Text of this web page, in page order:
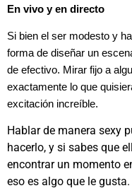
En vivo y en directo
Si bien el ser modesto y
forma de diseñar un
de efectivo. Mirar fijo a
exactamente lo que
excitación increíble.
Hablar de manera sexy
hacerlo, y si sabes que
encontrar un momento
eso es algo que le